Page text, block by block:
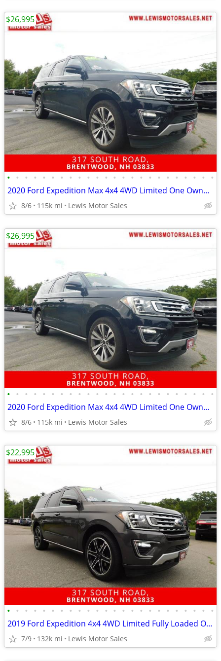
• • • • • • • • • • • • • • • • • • • • • • • •
2020 Ford Expedition Max 4x4 4WD Limited One Owner Fully Loaded SUV
8/6 115k mi Lewis Motor Sales
$26,995
• • • • • • • • • • • • • • • • • • • • • • • •
2020 Ford Expedition Max 4x4 4WD Limited One Owner Fully Loaded SUV
8/6 115k mi Lewis Motor Sales
$26,995
• • • • • • • • • • • • • • • • • • • • • • • •
2019 Ford Expedition 4x4 4WD Limited Fully Loaded One Owner SUV
7/9 132k mi Lewis Motor Sales
$22,995